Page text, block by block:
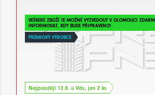
VEŠKERÉ ZBOŽÍ JE MOŽNÉ VYZVEDOUT V OLOMOUCI
INFORMOVAT, KDY BUDE PŘIPRAVENO!
PRÉMIOVÝ VÝROBCE
Nejpozději 12.8. u Vás, jen 2 ks